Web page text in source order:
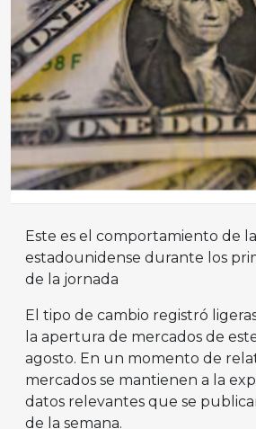
Este es el comportamiento de
estadounidense durante los
de la jornada
El tipo de cambio registró
la apertura de mercados de
agosto. En un momento de
mercados se mantienen a la
datos relevantes que se
de la semana.